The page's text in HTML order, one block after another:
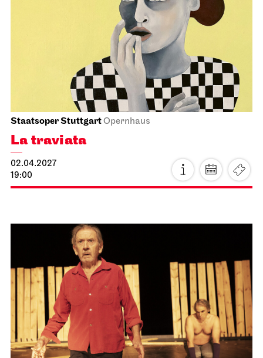
Staatsoper Stuttgart Opernhaus